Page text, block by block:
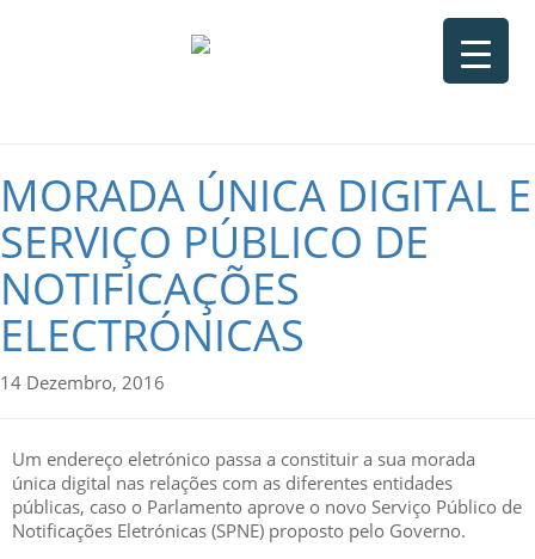
MORADA ÚNICA DIGITAL E
SERVIÇO PÚBLICO DE
NOTIFICAÇÕES
ELECTRÓNICAS
14 Dezembro, 2016
Um endereço eletrónico passa a constituir a sua morada
única digital nas relações com as diferentes entidades
públicas, caso o Parlamento aprove o novo Serviço Público de
Notificações Eletrónicas (SPNE) proposto pelo Governo.